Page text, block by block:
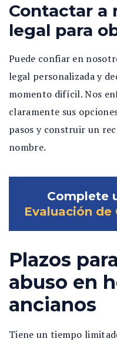
Contactar a
legal para
Puede confiar en
legal personalizada y
momento difícil. Nos
claramente sus
pasos y construir un
nombre.
Complete
Evaluación de
Plazos
abuso en
ancianos
Tiene un tiempo